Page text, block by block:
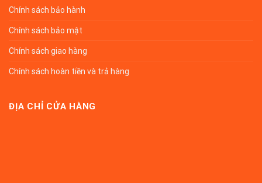
Chính sách bảo hành
Chính sách bảo mật
Chính sách giao hàng
Chính sách hoàn tiền và trả hàng
ĐỊA CHỈ CỬA HÀNG